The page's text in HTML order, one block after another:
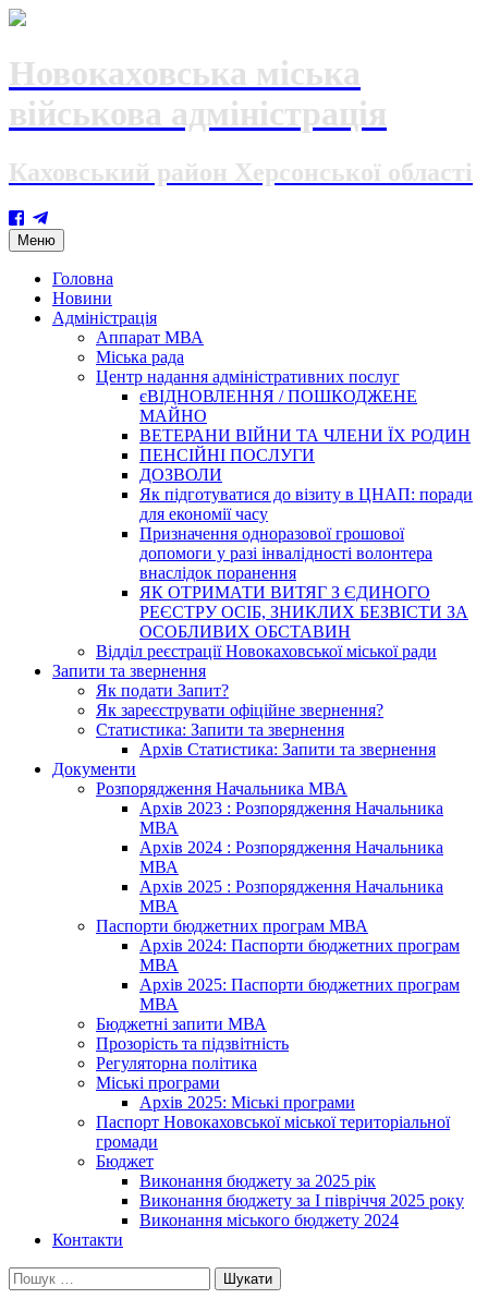
Новокаховська міська
військова адміністрація
Каховський район Херсонської області
Меню Skip
to
content
Головна
Новини
Адміністрація
Аппарат МВА
Міська рада
Центр надання адміністративних послуг
єВІДНОВЛЕННЯ / ПОШКОДЖЕНЕ
МАЙНО
ВЕТЕРАНИ ВІЙНИ ТА ЧЛЕНИ ЇХ РОДИН
ПЕНСІЙНІ ПОСЛУГИ
ДОЗВОЛИ
Як підготуватися до візиту в ЦНАП: поради
для економії часу
Призначення одноразової грошової
допомоги у разі інвалідності волонтера
внаслідок поранення
ЯК ОТРИМАТИ ВИТЯГ З ЄДИНОГО
РЕЄСТРУ ОСІБ, ЗНИКЛИХ БЕЗВІСТИ ЗА
ОСОБЛИВИХ ОБСТАВИН
Відділ реєстрації Новокаховської міської ради
Запити та звернення
Як подати Запит?
Як зареєструвати офіційне звернення?
Статистика: Запити та звернення
Архів Статистика: Запити та звернення
Документи
Розпорядження Начальника МВА
Архів 2023 : Розпорядження Начальника
МВА
Архів 2024 : Розпорядження Начальника
МВА
Архів 2025 : Розпорядження Начальника
МВА
Паспорти бюджетних програм МВА
Архів 2024: Паспорти бюджетних програм
МВА
Архів 2025: Паспорти бюджетних програм
МВА
Бюджетні запити МВА
Прозорість та підзвітність
Регуляторна політика
Міські програми
Архів 2025: Міські програми
Паспорт Новокаховської міської територіальної
громади
Бюджет
Виконання бюджету за 2025 рік
Виконання бюджету за І півріччя 2025 року
Виконання міського бюджету 2024
Контакти
Пошук: